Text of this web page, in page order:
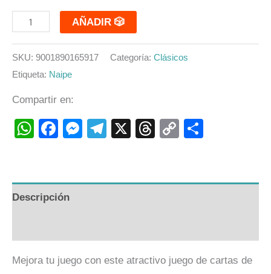
AÑADIR 🎲
SKU: 9001890165917 Categoría: Clásicos
Etiqueta: Naipe
Compartir en:
WhatsApp
Facebook
Messenger
Telegram
X Threads
Copy
Descripción
Mejora tu juego con este atractivo juego de cartas de